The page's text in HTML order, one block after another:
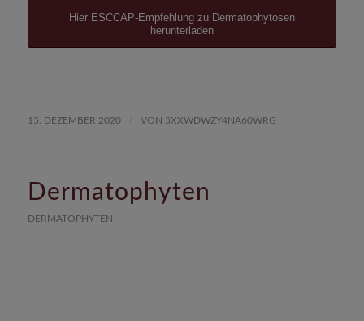
Hier ESCCAP-Empfehlung zu Dermatophytosen
herunterladen
15. DEZEMBER 2020 VON 5XXWDWZY4NA60WRG
Dermatophyten
DERMATOPHYTEN